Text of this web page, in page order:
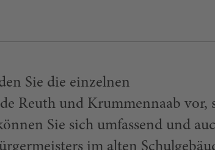
Sie die einzelnen
Reuth und Krummennaab vor,
Sie sich umfassend und